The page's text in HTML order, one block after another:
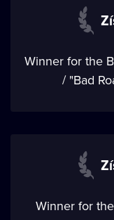
Winner for the
/ "Bad
Winner for